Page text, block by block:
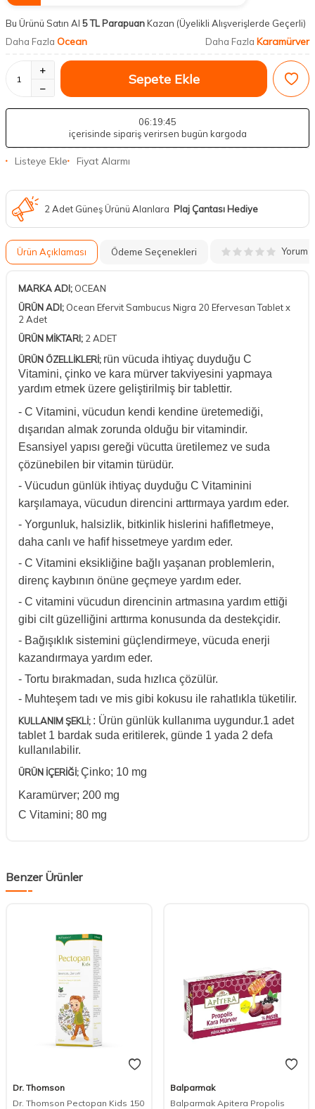
Bu Ürünü Satın Al 5 TL ParapuanKazan (Üyelikli Alışverişlerde Geçerli)
Daha Fazla Ocean Daha Fazla Karamürver
Sepete Ekle
06:19:44
içerisinde sipariş verirsen bugün kargoda
Listeye Ekle Fiyat Alarmı
2 Adet Güneş Ürünü Alanlara Plaj Çantası Hediye
Ürün Açıklaması Ödeme Seçenekleri Yorum
MARKA ADI; OCEAN
ÜRÜN ADI; Ocean Efervit Sambucus Nigra 20 Efervesan Tablet x
2 Adet
ÜRÜN MİKTARI; 2 ADET
ÜRÜN ÖZELLİKLERİ; rün vücuda ihtiyaç duyduğu C
Vitamini, çinko ve kara mürver takviyesini yapmaya
yardım etmek üzere geliştirilmiş bir tablettir.
- C Vitamini, vücudun kendi kendine üretemediği,
dışarıdan almak zorunda olduğu bir vitamindir.
Esansiyel yapısı gereği vücutta üretilemez ve suda
çözünebilen bir vitamin türüdür.
- Vücudun günlük ihtiyaç duyduğu C Vitaminini
karşılamaya, vücudun direncini arttırmaya yardım eder.
- Yorgunluk, halsizlik, bitkinlik hislerini hafifletmeye,
daha canlı ve hafif hissetmeye yardım eder.
- C Vitamini eksikliğine bağlı yaşanan problemlerin,
direnç kaybının önüne geçmeye yardım eder.
- C vitamini vücudun direncinin artmasına yardım ettiği
gibi cilt güzelliğini arttırma konusunda da destekçidir.
- Bağışıklık sistemini güçlendirmeye, vücuda enerji
kazandırmaya yardım eder.
- Tortu bırakmadan, suda hızlıca çözülür.
- Muhteşem tadı ve mis gibi kokusu ile rahatlıkla tüketilir.
KULLANIM ŞEKLİ; : Ürün günlük kullanıma uygundur.1 adet
tablet 1 bardak suda eritilerek, günde 1 yada 2 defa
kullanılabilir.
ÜRÜN İÇERİĞİ;Çinko; 10 mg
Karamürver; 200 mg
C Vitamini; 80 mg
Benzer Ürünler
Dr. Thomson
Dr. Thomson Pectopan Kids 150
Balparmak
Balparmak Apitera Propolis